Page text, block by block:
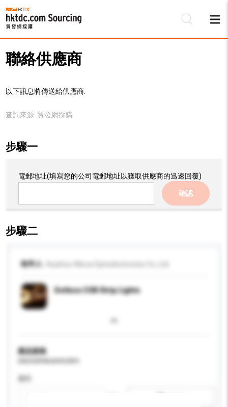
聯絡供應商
以下訊息將傳送給供應商:
查詢來源: 貿發網採購
步驟一
電郵地址(填寫您的公司電郵地址以獲取供應商的迅速回覆)
確認
步驟二
收件人
Dotless COB Strip Lights
產品規格